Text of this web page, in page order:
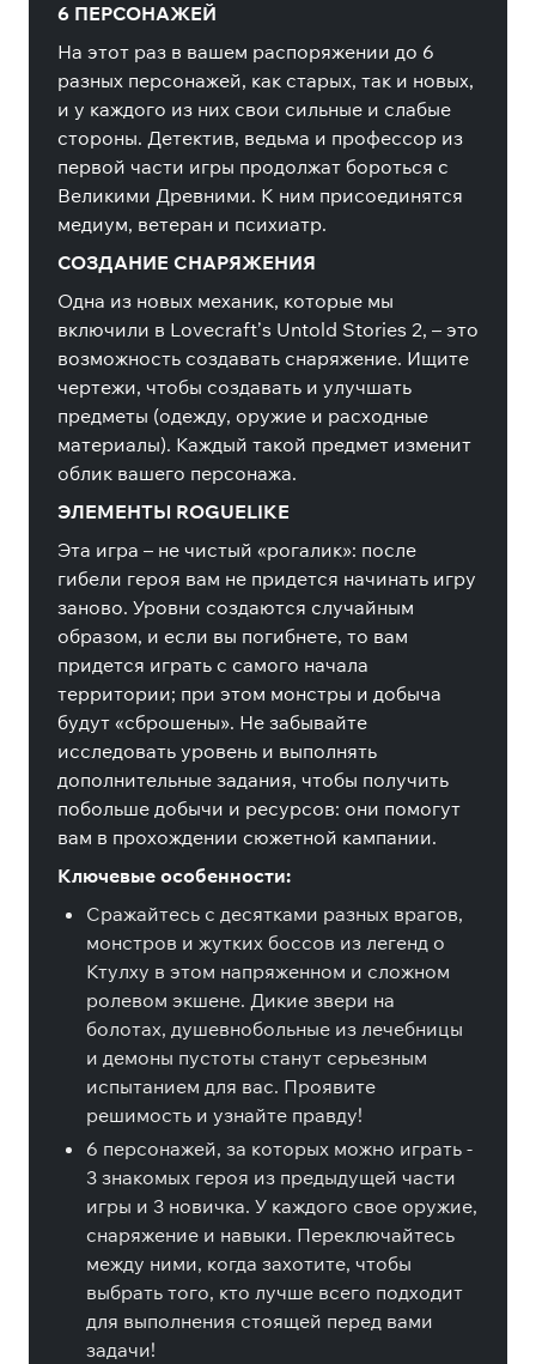
6 ПЕРСОНАЖЕЙ
На этот раз в вашем распоряжении до 6
разных персонажей, как старых, так и новых,
и у каждого из них свои сильные и слабые
стороны. Детектив, ведьма и профессор из
первой части игры продолжат бороться с
Великими Древними. К ним присоединятся
медиум, ветеран и психиатр.
СОЗДАНИЕ СНАРЯЖЕНИЯ
Одна из новых механик, которые мы
включили в Lovecraft’s Untold Stories 2, – это
возможность создавать снаряжение. Ищите
чертежи, чтобы создавать и улучшать
предметы (одежду, оружие и расходные
материалы). Каждый такой предмет изменит
облик вашего персонажа.
ЭЛЕМЕНТЫ ROGUELIKE
Эта игра – не чистый «рогалик»: после
гибели героя вам не придется начинать игру
заново. Уровни создаются случайным
образом, и если вы погибнете, то вам
придется играть с самого начала
территории; при этом монстры и добыча
будут «сброшены». Не забывайте
исследовать уровень и выполнять
дополнительные задания, чтобы получить
побольше добычи и ресурсов: они помогут
вам в прохождении сюжетной кампании.
Ключевые особенности:
Сражайтесь с десятками разных врагов,
монстров и жутких боссов из легенд о
Ктулху в этом напряженном и сложном
ролевом экшене. Дикие звери на
болотах, душевнобольные из лечебницы
и демоны пустоты станут серьезным
испытанием для вас. Проявите
решимость и узнайте правду!
6 персонажей, за которых можно играть -
3 знакомых героя из предыдущей части
игры и 3 новичка. У каждого свое оружие,
снаряжение и навыки. Переключайтесь
между ними, когда захотите, чтобы
выбрать того, кто лучше всего подходит
для выполнения стоящей перед вами
задачи!